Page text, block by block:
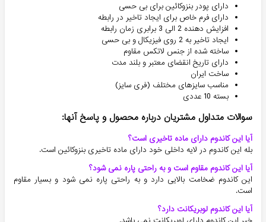
دارای پودر بنزوکائین برای بی حسی
دارای فرم خاص برای ایجاد تاخیر در رابطه
افزایش دهنده 2 الی 3 برابری زمان رابطه
ایجاد تاخیر به 2 روی فیزیکال و بی حسی
ساخته شده از جنس لاتکس مقاوم
دارای تاریخ انقضای معتبر و بلند مدت
ساخت ایران
مناسب سایزهای مختلف (فری سایز)
بسته 10 عددی
سوالات متداول مشتریان درباره محصول و پاسخ آنها:
آیا این کاندوم دارای ماده تاخیری است؟
بله این کاندوم در لایه داخلی خود دارای ماده تاخیری بنزوکائین است.
آیا این کاندوم مقاوم است و به راحتی پاره نمی شود؟
این کاندوم ضخامت بالایی دارد و به راحتی پاره نمی شود و بسیار مقاوم
است.
آیا این کاندوم لوبریکانت دارد؟